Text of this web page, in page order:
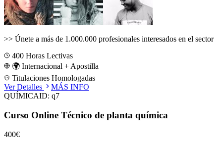
>> Únete a más de 1.000.000 profesionales interesados en el sector
400 Horas Lectivas
🌍 Internacional + Apostilla
Titulaciones Homologadas
Ver Detalles
MÁS INFO
QUÍMICAID: q7
Curso Online Técnico de planta química
400€